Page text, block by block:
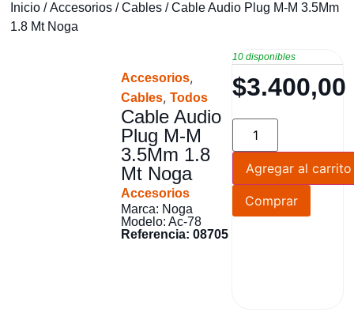
Inicio /Accesorios /Cables / Cable Audio Plug M-M 3.5Mm
1.8 Mt Noga
Accesorios,
Cables, Todos
Cable Audio
Plug M-M
3.5Mm 1.8
Mt Noga
Accesorios
Marca: Noga
Modelo: Ac-78
Referencia: 08705
10 disponibles
$3.400,00
Agregar al carrito
Comprar